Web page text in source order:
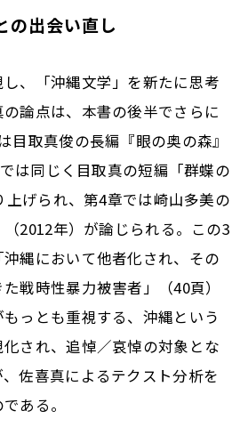
の出会い直し
、「沖縄文学」を新たに思考
論点は、本書の後半でさらに
目取真俊の長編『眼の奥の森』
は同じく目取真の短編「群蝶の
上げられ、第4章では崎山多美の
2012年）が論じられる。この3
縄において他者化され、その
戦時性暴力被害者」（40頁）
っとも重視する、沖縄という
され、追悼／哀悼の対象とな
佐喜真によるテクスト分析を
ある。